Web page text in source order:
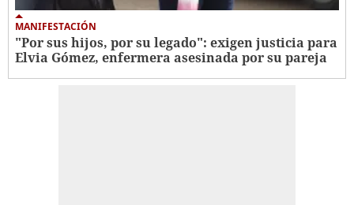
MANIFESTACIÓN
"Por sus hijos, por su legado": exigen justicia para
Elvia Gómez, enfermera asesinada por su pareja